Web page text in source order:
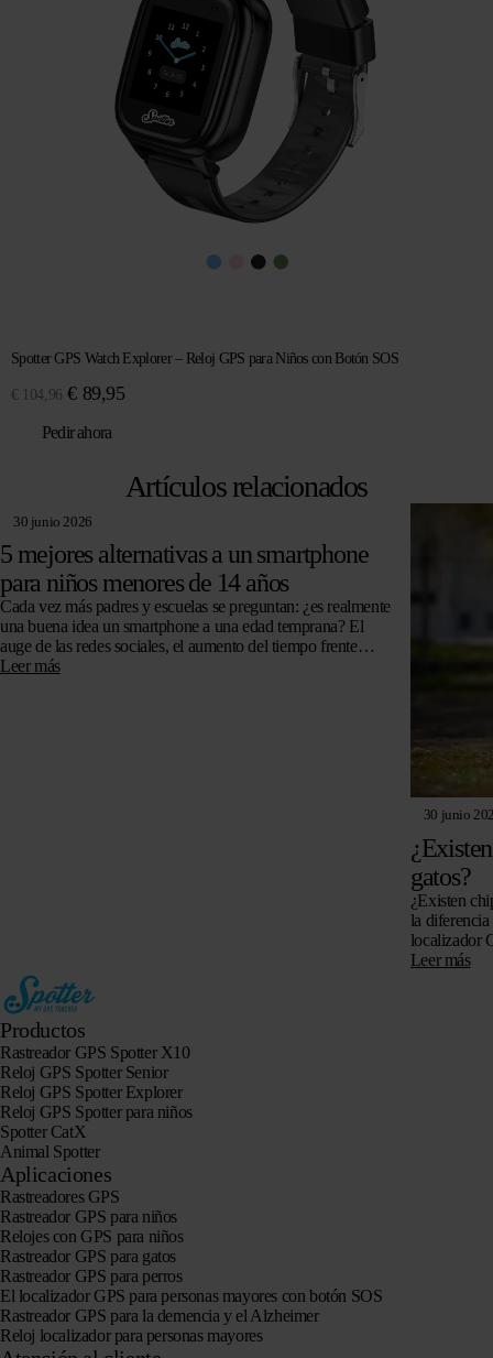
Spotter GPS Watch Explorer – Reloj GPS para Niños con Botón SOS
€ 104,96 El
original
€ 104,96.
€ 89,95El
€ 89,95.
Pedir ahora
Artículos relacionados
30 junio 2026
5 mejores alternativas a un smartphone
para niños menores de 14 años
Cada vez más padres y escuelas se preguntan: ¿es realmente
una buena idea un smartphone a una edad temprana? El
auge de las redes sociales, el aumento del tiempo frente…
Leer más
30 junio
gatos?
¿Existen
la
localizador
si es
Leer más
Productos
Rastreador GPS Spotter X10
Reloj GPS Spotter Senior
Reloj GPS Spotter Explorer
Reloj GPS Spotter para niños
Spotter CatX
Animal Spotter
Aplicaciones
Rastreadores GPS
Rastreador GPS para niños
Relojes con GPS para niños
Rastreador GPS para gatos
Rastreador GPS para perros
El localizador GPS para personas mayores con botón SOS
Rastreador GPS para la demencia y el Alzheimer
Reloj localizador para personas mayores